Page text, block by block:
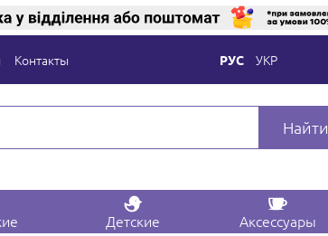
Контакты РУС УКР
Найти
Детские Аксессуары